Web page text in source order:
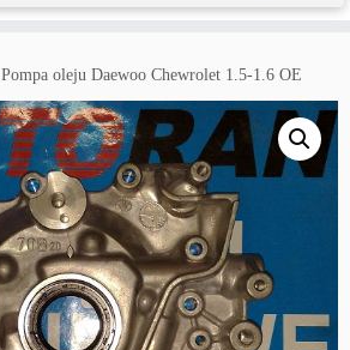
Pompa oleju Daewoo Chewrolet 1.5-1.6 OE